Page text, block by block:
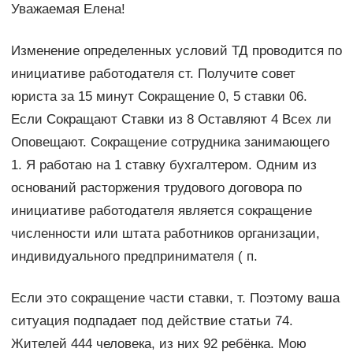
Уважаемая Елена!
Изменение определенных условий ТД проводится по
инициативе работодателя ст. Получите совет
юриста за 15 минут Сокращение 0, 5 ставки 06.
Если Сокращают Ставки из 8 Оставляют 4 Всех ли
Оповещают. Сокращение сотрудника занимающего
1. Я работаю на 1 ставку бухгалтером. Одним из
оснований расторжения трудового договора по
инициативе работодателя является сокращение
численности или штата работников организации,
индивидуального предпринимателя ( п.
Если это сокращение части ставки, т. Поэтому ваша
ситуация подпадает под действие статьи 74.
Жителей 444 человека, из них 92 ребёнка. Мою